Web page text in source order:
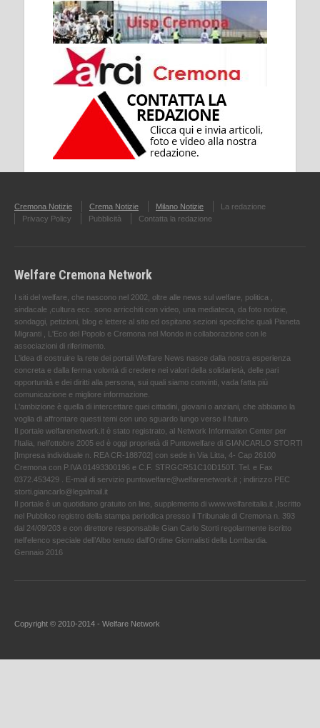
Cremona Notizie Crema Notizie Milano Notizie
La redazione
Privacy Policy
Pubblicità Contatta la redazione
Welfare Cremona Network
I siti del welfare, che nascono nel 2002, oltre alle news sul welfare, politica ,
sindacale ,cultura ecc. sono arricchiti con video, una mediateca, da foto notizie,
sondaggi, petizioni, blog e lettere al sito ed ospitano sezioni specifiche quali Pianeta
Migranti , L'Eco del Popolo e Cremona nel Mondo in collaborazione con le
associazioni di riferimento.
L'idea di costruire la rete dei portali Welfare News nasce dalla nostra esperienza
concreta e dalla ferma volontà di credere nei valori della solidarietà, delle pari
opportunità e dei diritti alla persona, sui quali siamo convinti, vada fatta più
comunicazione e migliore informazione.
L'ambizione è quella di intercettare quei cittadini, giovani o anziani, che abbiamo la
voglia di affrontare questi temi con uno sguardo lungo verso il futuro.
Il portale welfarenetwork.it è stato registrato, al Network Information Center per
l'Italia, nell’ottobre 2005 ed è oggi proprietà di Puntowelfare di GIANCARLO STORTI
[Impresa individuale n. REA CR-188702] con sede in Via Litta, 4- Cap 26100
Cremona con P.IVA 01493300196 e C.F. STRGCR51C10D150T. Tel. e Fax
0372.453429 . E-mail di servizio puntowelfare@welfarenetwork.it ; indirizzo PEC
storti.giancarlo@legalmail.it
Il portale è un quotidiano gratuito on line, supplemento di www.welfareitalia.it ,Iscritto
nel Pubblico registro della stampa periodica presso il Tribunale di Cremona n. 393
dal 24/09/203 e con direttore responsabile Gian Carlo Storti regolarmente iscritto
nell’elenco speciale dell’Albo tenuto dall’Ordine Giornalisti della Lombardia.
Gennaio 2016
Copyright © 2010-2014 - Welfare Network